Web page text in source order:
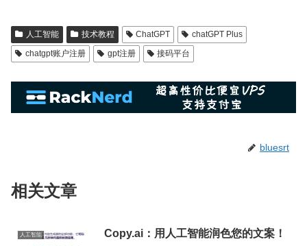
人工智能 技术教程 ChatGPT
chatGPT Plus
chatgpt账户注册
gpt注册 接码平台
bluesrt
相关文章
人工智能 Copy.ai：用人工智能润色您的文案！